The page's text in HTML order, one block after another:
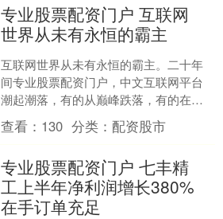
专业股票配资门户 互联网
世界从未有永恒的霸主
互联网世界从未有永恒的霸主。二十年
间专业股票配资门户，中文互联网平台
潮起潮落，有的从巅峰跌落，有的在红
海中崛起。百度贴吧、新浪微博、微信
公众号曾经各自称霸一方，....
查看： 130 分类：配资股市
专业股票配资门户 七丰精
工上半年净利润增长380%
在手订单充足